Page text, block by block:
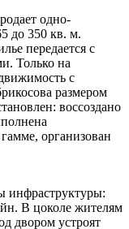
одно-
до 350 кв. м.
передается с
Только на
с
размером
воссоздано
организован
инфраструктуры:
В цоколе жителям
двором устроят